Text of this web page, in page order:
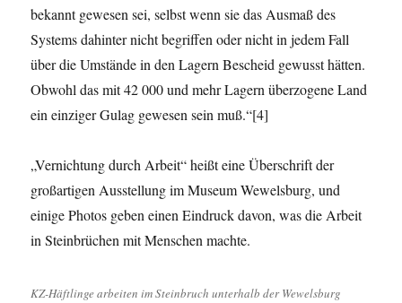
bekannt gewesen sei, selbst wenn sie das Ausmaß des
Systems dahinter nicht begriffen oder nicht in jedem Fall
über die Umstände in den Lagern Bescheid gewusst hätten.
Obwohl das mit 42 000 und mehr Lagern überzogene Land
ein einziger Gulag gewesen sein muß.“[4]
„Vernichtung durch Arbeit“ heißt eine Überschrift der
großartigen Ausstellung im Museum Wewelsburg, und
einige Photos geben einen Eindruck davon, was die Arbeit
in Steinbrüchen mit Menschen machte.
KZ-Häftlinge arbeiten im Steinbruch unterhalb der Wewelsburg